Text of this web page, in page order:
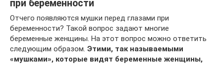
при беременности
Отчего появляются мушки перед глазами при
беременности? Такой вопрос задают многие
беременные женщины. На этот вопрос можно ответить
следующим образом. Этими, так называемыми
«мушками», которые видят беременные женщины,